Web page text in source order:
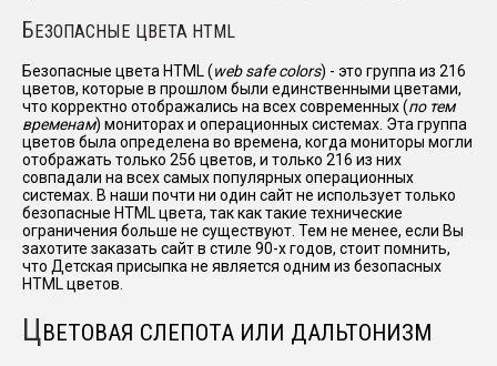
Б ЕЗОПАСНЫЕ ЦВЕТА HTML
Безопасные цвета HTML (web safe colors) - это группа из 216
цветов, которые в прошлом были единственными цветами,
что корректно отображались на всех современных (по тем
временам) мониторах и операционных системах. Эта группа
цветов была определена во времена, когда мониторы могли
отображать только 256 цветов, и только 216 из них
совпадали на всех самых популярных операционных
системах. В наши почти ни один сайт не использует только
безопасные HTML цвета, так как такие технические
ограничения больше не существуют. Тем не менее, если Вы
захотите заказать сайт в стиле 90-х годов, стоит помнить,
что Детская присыпка не является одним из безопасных
HTML цветов.
ЦВЕТОВАЯ СЛЕПОТА ИЛИ ДАЛЬТОНИЗМ